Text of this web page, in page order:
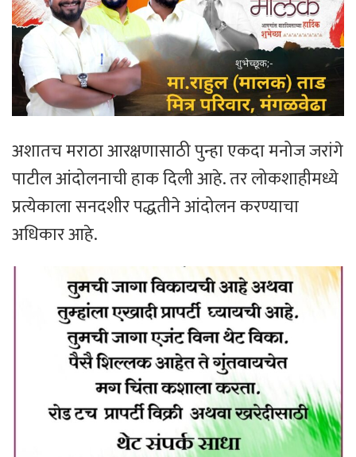
अशातच मराठा आरक्षणासाठी पुन्हा एकदा मनोज जरांगे
पाटील आंदोलनाची हाक दिली आहे. तर लोकशाहीमध्ये
प्रत्येकाला सनदशीर पद्धतीने आंदोलन करण्याचा
अधिकार आहे.